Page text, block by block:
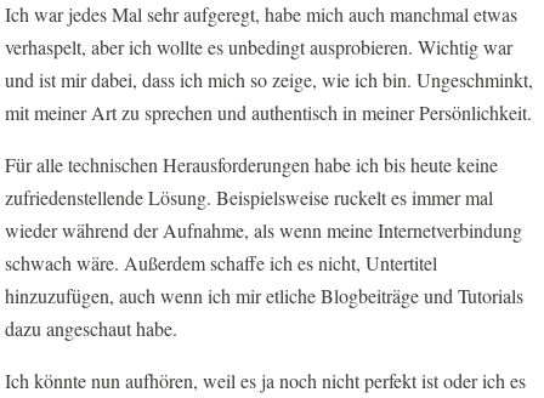
Ich war jedes Mal sehr aufgeregt, habe mich auch manchmal etwas
verhaspelt, aber ich wollte es unbedingt ausprobieren. Wichtig war
und ist mir dabei, dass ich mich so zeige, wie ich bin. Ungeschminkt,
mit meiner Art zu sprechen und authentisch in meiner Persönlichkeit.
Für alle technischen Herausforderungen habe ich bis heute keine
zufriedenstellende Lösung. Beispielsweise ruckelt es immer mal
wieder während der Aufnahme, als wenn meine Internetverbindung
schwach wäre. Außerdem schaffe ich es nicht, Untertitel
hinzuzufügen, auch wenn ich mir etliche Blogbeiträge und Tutorials
dazu angeschaut habe.
Ich könnte nun aufhören, weil es ja noch nicht perfekt ist oder ich es